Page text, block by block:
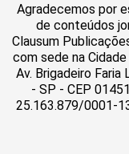
Agradecemos por
de conteúdos
Clausum
com sede na
Av. Brigadeiro
- SP - CEP
25.163.879/0001-